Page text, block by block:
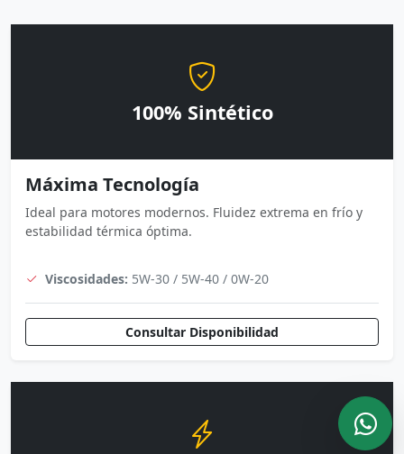
100% Sintético
Máxima Tecnología
Ideal para motores modernos. Fluidez extrema en frío y
estabilidad térmica óptima.
Viscosidades: 5W-30 / 5W-40 / 0W-20
Consultar Disponibilidad